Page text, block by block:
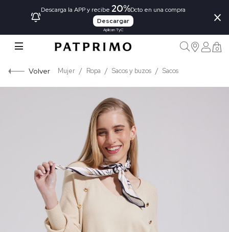
Descarga la APP y recibe 20%Dcto en una compra
Descargar
Aplican TyC
×
0
Volver Mujer Ropa Sacos y buzos Sacos